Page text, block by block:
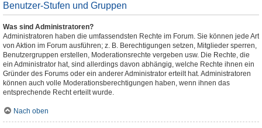
Benutzer-Stufen und Gruppen
Was sind Administratoren?
Administratoren haben die umfassendsten Rechte im Forum. Sie können jede Art
von Aktion im Forum ausführen; z. B. Berechtigungen setzen, Mitglieder sperren,
Benutzergruppen erstellen, Moderationsrechte vergeben usw. Die Rechte, die
ein Administrator hat, sind allerdings davon abhängig, welche Rechte ihnen ein
Gründer des Forums oder ein anderer Administrator erteilt hat. Administratoren
können auch volle Moderationsberechtigungen haben, wenn ihnen das
entsprechende Recht erteilt wurde.
Nach oben